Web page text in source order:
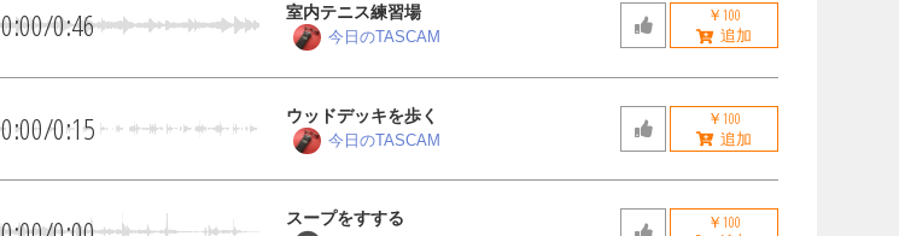
0:00/0:46 室内テニス練習場
今日のTASCAM
￥100
0:00/0:15 ウッドデッキを歩く
今日のTASCAM
￥100
スープをすする ￥100